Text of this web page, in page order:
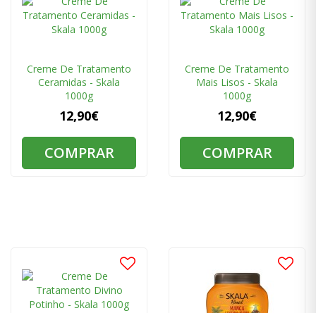
Creme De Tratamento
Ceramidas - Skala
1000g
12,90€
COMPRAR
Creme De Tratamento
Mais Lisos - Skala
1000g
12,90€
COMPRAR